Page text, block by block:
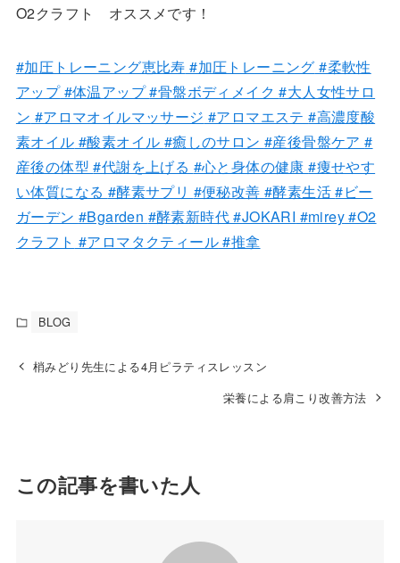
O2クラフト オススメです！
#加圧トレーニング恵比寿 #加圧トレーニング #柔軟性
アップ#体温アップ#骨盤ボディメイク#大人女性サロ
ン #アロマオイルマッサージ #アロマエステ#高濃度酸
素オイル #酸素オイル #癒しのサロン #産後骨盤ケア#
産後の体型#代謝を上げる #心と身体の健康#痩せやす
い体質になる #酵素サプリ #便秘改善 #酵素生活#ビー
ガーデン #Bgarden #酵素新時代#JOKARI #mirey#O2
クラフト #アロマタクティール#推拿
BLOG
梢みどり先生による4月ピラティスレッスン
栄養による肩こり改善方法
この記事を書いた人